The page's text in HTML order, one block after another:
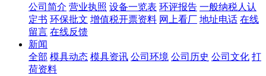
公司简介 营业执照 设备一览表 环评报告 一般纳税人认
定书 环保批文 增值税开票资料 网上看厂 地址电话 在线
留言 在线反馈
新闻
全部 模具动态 模具资讯 公司环境 公司历史 公司文化 打
荷资料